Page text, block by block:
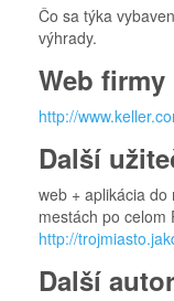
Čo sa týka
výhrady.
Web firmy
http://
Další
web + aplikácia
mestách po celom
http://
Další